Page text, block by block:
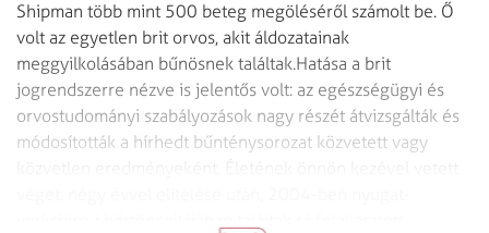
Shipman több mint 500 beteg megöléséről számolt be. Ő
volt az egyetlen brit orvos, akit áldozatainak
meggyilkolásában bűnösnek találtak.Hatása a brit
jogrendszerre nézve is jelentős volt: az egészségügyi és
orvostudományi szabályozások nagy részét átvizsgálták és
módosították a hírhedt bűnténysorozat közvetett vagy